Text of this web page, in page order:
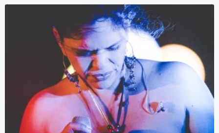
í
a
s
o